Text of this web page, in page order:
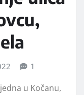
1
u Kočanu,